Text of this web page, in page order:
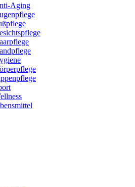
Aging